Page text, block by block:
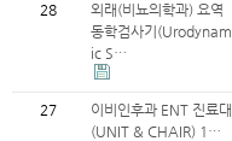
28
외래(비뇨의학과) 요역
동학검사기(Urodynam
ic S…
27
이비인후과 ENT 진료대
(UNIT & CHAIR) 1…